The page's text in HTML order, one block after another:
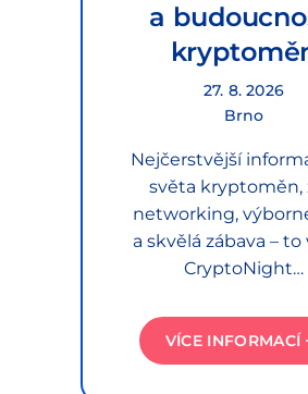
a
27. 8. 2026
Brno
Nejčerstvější
světa kryptoměn,
networking,
a skvělá zábava – to
CryptoNight…
VÍCE INFORMACÍ